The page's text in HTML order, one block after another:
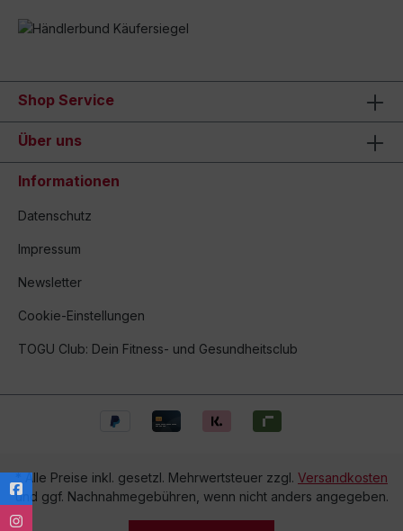
Shop Service
Über uns
Informationen
Datenschutz
Impressum
Newsletter
Cookie-Einstellungen
TOGU Club: Dein Fitness- und Gesundheitsclub
* Alle Preise inkl. gesetzl. Mehrwertsteuer zzgl. Versandkosten
und ggf. Nachnahmegebühren, wenn nicht anders angegeben.